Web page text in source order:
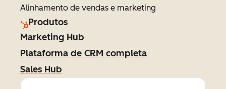
Alinhamento de vendas e marketing
Produtos
Marketing Hub
Plataforma de CRM completa
Sales Hub